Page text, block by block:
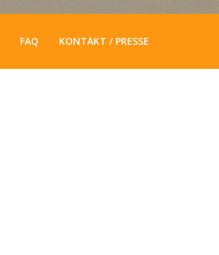
FAQ KONTAKT / PRESSE